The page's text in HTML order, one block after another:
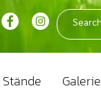
Stände Galerie